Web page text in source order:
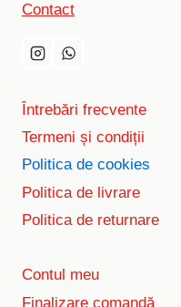
Contact
Întrebări frecvente
Termeni și condiții
Politica de cookies
Politica de livrare
Politica de returnare
Contul meu
Finalizare comandă